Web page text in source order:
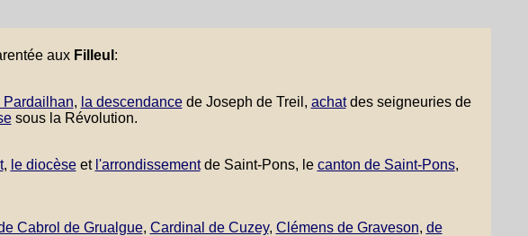
aux Filleul :
Pardailhan, la descendancede Joseph de Treil, achatdes seigneuries de
sous la Révolution.
, le diocèseet l'arrondissementde Saint-Pons, le canton de Saint-Pons,
Cabrol de Grualgue, Cardinal de Cuzey, Clémens de Graveson, de